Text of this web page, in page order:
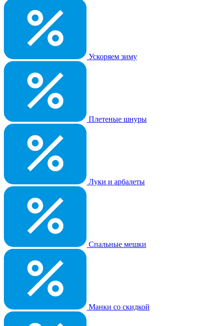
Ускоряем зиму
Плетеные шнуры
Луки и арбалеты
Спальные мешки
Манки со скидкой